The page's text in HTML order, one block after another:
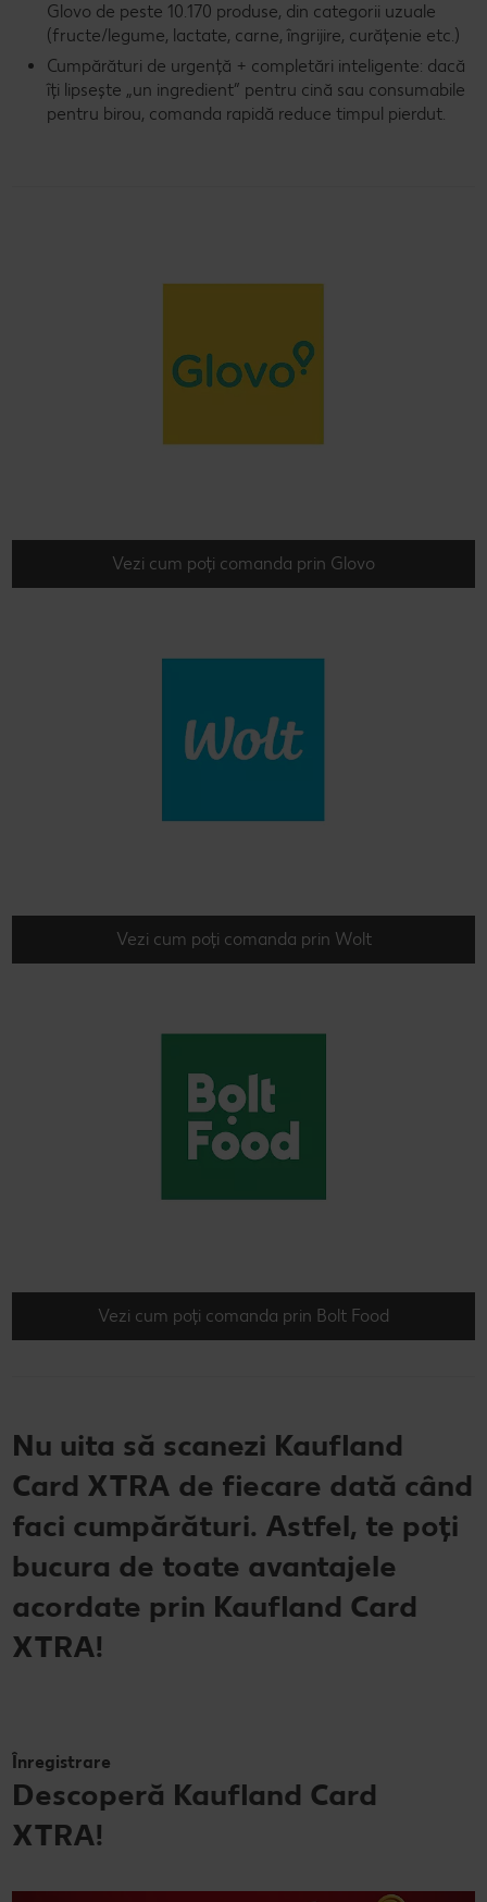
Glovo de peste 10.170 produse, din categorii uzuale
(fructe/legume, lactate, carne, îngrijire, curățenie etc.)
Cumpărături de urgență + completări inteligente: dacă
îți lipsește „un ingredient” pentru cină sau consumabile
pentru birou, comanda rapidă reduce timpul pierdut.
Vezi cum poți comanda prin Glovo
Vezi cum poți comanda prin Wolt
Vezi cum poți comanda prin Bolt Food
Nu uita să scanezi Kaufland
Card XTRA de fiecare dată când
faci cumpărături. Astfel, te poți
bucura de toate avantajele
acordate prin Kaufland Card
XTRA!
Înregistrare
Descoperă Kaufland Card
XTRA!